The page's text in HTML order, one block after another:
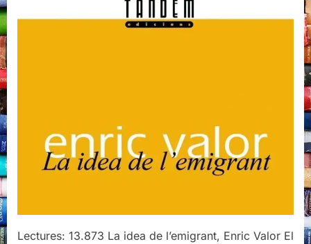
Lectures: 13.873 La idea de l’emigrant, Enric Valor El